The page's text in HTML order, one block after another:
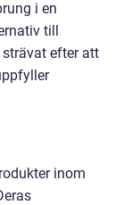
i en
till
efter att
inom